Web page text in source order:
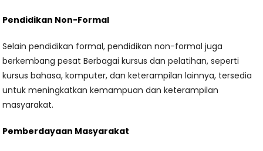
Pendidikan Non-Formal
Selain pendidikan formal, pendidikan non-formal juga
berkembang pesat Berbagai kursus dan pelatihan, seperti
kursus bahasa, komputer, dan keterampilan lainnya, tersedia
untuk meningkatkan kemampuan dan keterampilan
masyarakat.
Pemberdayaan Masyarakat